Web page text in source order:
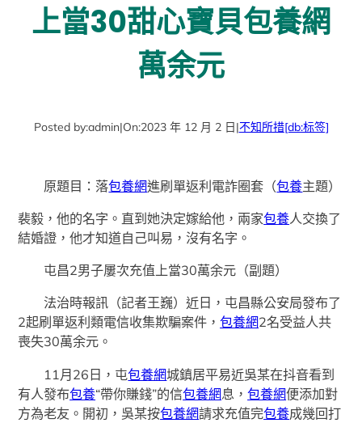
上當30甜心寶貝包養網
萬余元
Posted by:admin|On:2023 年 12 月 2 日|不知所措[db:标签]
原題目：落包養網進刷單返利電詐圈套（包養主題）
裴毅，他的名字。直到她決定嫁給他，兩家包養人交換了
結婚證，他才知道自己叫易，沒有名字。
屯昌2男子屢次充值上當30萬余元（副題）
法治時報訊（記者王巍）近日，屯昌縣公安局發布了
2起刷單返利類電信收集欺騙案件，包養網2名受益人共
喪失30萬余元。
11月26日，屯包養網城鎮居平易近吳某在抖音看到
有人發布包養“帶你賺錢”的信包養網息，包養網便添加對
方為老友。開初，吳某按包養網請求充值完包養成幾回打